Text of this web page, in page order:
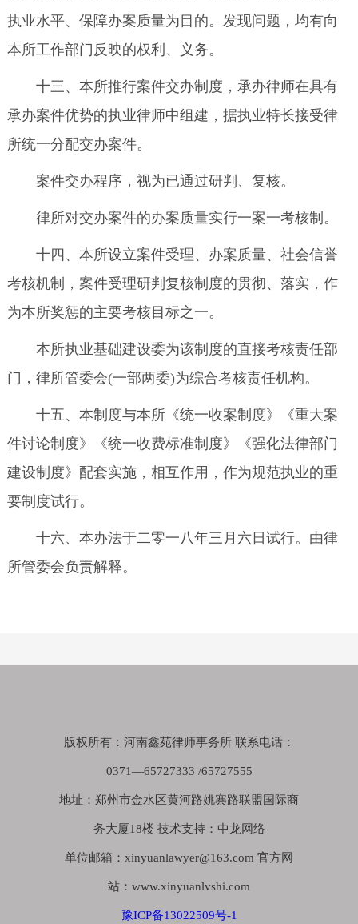
执业水平、保障办案质量为目的。发现问题，均有向
本所工作部门反映的权利、义务。
十三、本所推行案件交办制度，承办律师在具有
承办案件优势的执业律师中组建，据执业特长接受律
所统一分配交办案件。
案件交办程序，视为已通过研判、复核。
律所对交办案件的办案质量实行一案一考核制。
十四、本所设立案件受理、办案质量、社会信誉
考核机制，案件受理研判复核制度的贯彻、落实，作
为本所奖惩的主要考核目标之一。
本所执业基础建设委为该制度的直接考核责任部
门，律所管委会(一部两委)为综合考核责任机构。
十五、本制度与本所《统一收案制度》《重大案
件讨论制度》《统一收费标准制度》《强化法律部门
建设制度》配套实施，相互作用，作为规范执业的重
要制度试行。
十六、本办法于二零一八年三月六日试行。由律
所管委会负责解释。
版权所有：河南鑫苑律师事务所 联系电话：
0371—65727333 /65727555
地址：郑州市金水区黄河路姚寨路联盟国际商
务大厦18楼 技术支持：中龙网络
单位邮箱：xinyuanlawyer@163.com 官方网
站：www.xinyuanlvshi.com
豫ICP备13022509号-1